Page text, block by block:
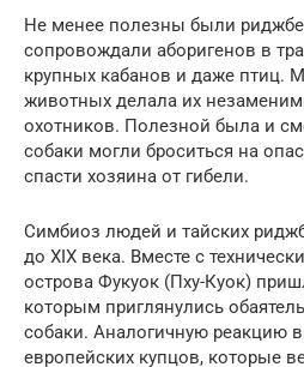
Не менее полезны были
сопровождали аборигенов в
крупных кабанов и даже птиц.
животных делала их
охотников. Полезной была и
собаки могли броситься на
спасти хозяина от гибели.
Симбиоз людей и тайских
до XIX века. Вместе с
острова Фукуок (Пху-Куок)
которым приглянулись
собаки. Аналогичную реакцию
европейских купцов, которые